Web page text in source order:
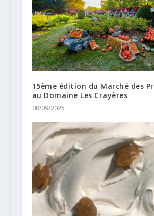
15ème édition du Marché des
au Domaine Les Crayères
08/09/2025